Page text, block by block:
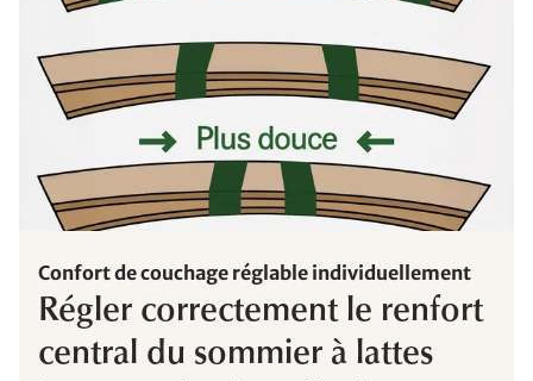
Confort de couchage réglable individuellement
Régler correctement le renfort
central du sommier à lattes